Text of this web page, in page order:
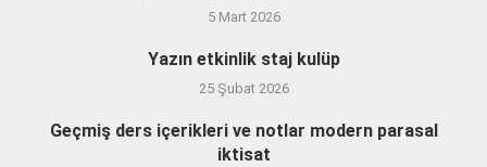
5 Mart 2026
Yazın etkinlik staj kulüp
25 Şubat 2026
Geçmiş ders içerikleri ve notlar modern parasal
iktisat